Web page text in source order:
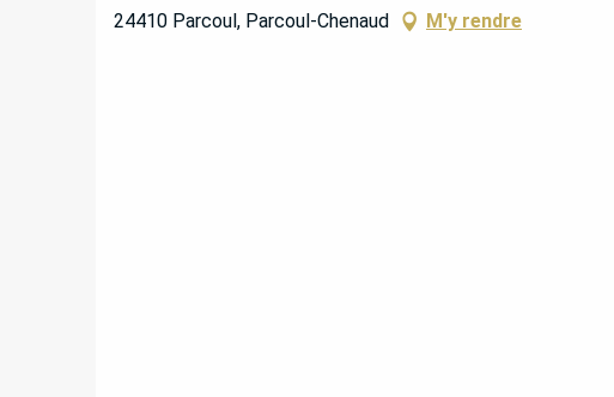
24410 Parcoul, Parcoul-Chenaud M'y rendre